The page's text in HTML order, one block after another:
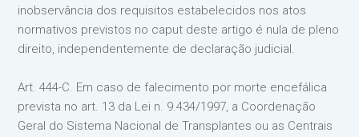
inobservância dos requisitos estabelecidos nos atos
normativos previstos no caput deste artigo é nula de pleno
direito, independentemente de declaração judicial.
Art. 444-C. Em caso de falecimento por morte encefálica
prevista no art. 13 da Lei n. 9.434/1997, a Coordenação
Geral do Sistema Nacional de Transplantes ou as Centrais